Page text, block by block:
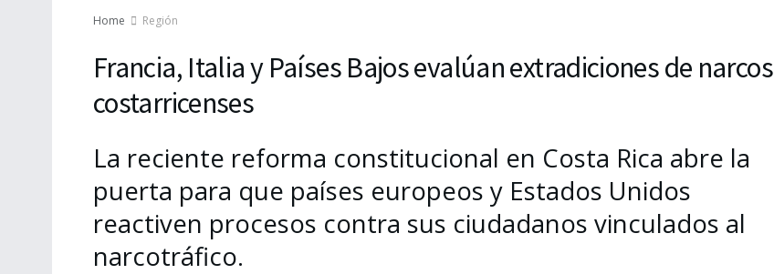
Home Región
Francia, Italia y Países Bajos evalúan extradiciones de narcos
costarricenses
La reciente reforma constitucional en Costa Rica abre la
puerta para que países europeos y Estados Unidos
reactiven procesos contra sus ciudadanos vinculados al
narcotráfico.